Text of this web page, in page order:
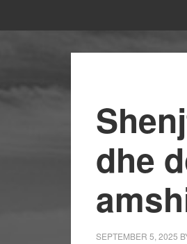
dhe
SEPTEMBER 5, 2025